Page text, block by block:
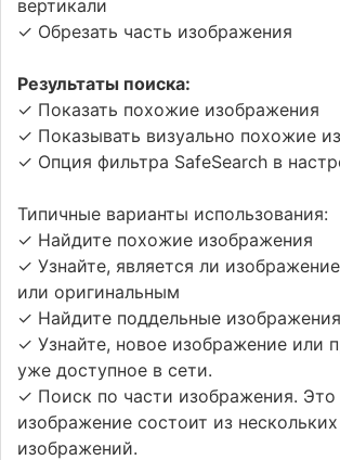
вертикали
✓ Обрезать часть изображения
Результаты поиска:
✓ Показать похожие изображения
✓ Показывать визуально похожие
✓ Опция фильтра SafeSearch в
Типичные варианты использования:
✓ Найдите похожие изображения
✓ Узнайте, является ли
или оригинальным
✓ Найдите поддельные изображения
✓ Узнайте, новое изображение или
уже доступное в сети.
✓ Поиск по части изображения. Это
изображение состоит из нескольких
изображений.